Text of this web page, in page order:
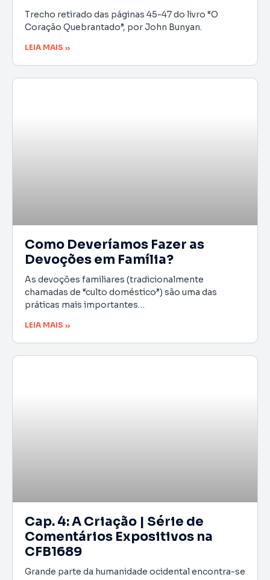
Trecho retirado das páginas 45-47 do livro “O
Coração Quebrantado”, por John Bunyan.
LEIA MAIS »
Como Deveríamos Fazer as
Devoções em Família?
As devoções familiares (tradicionalmente
chamadas de “culto doméstico”) são uma das
práticas mais importantes…
LEIA MAIS »
Cap. 4: A Criação | Série de
Comentários Expositivos na
CFB1689
Grande parte da humanidade ocidental encontra-se